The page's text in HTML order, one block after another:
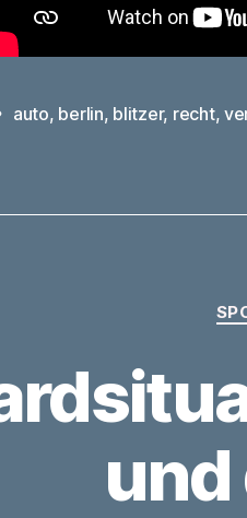
auto, berlin, blitzer, recht,
und